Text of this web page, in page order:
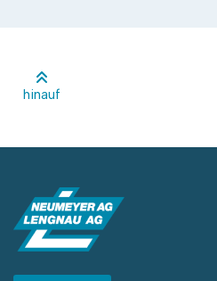
hinauf